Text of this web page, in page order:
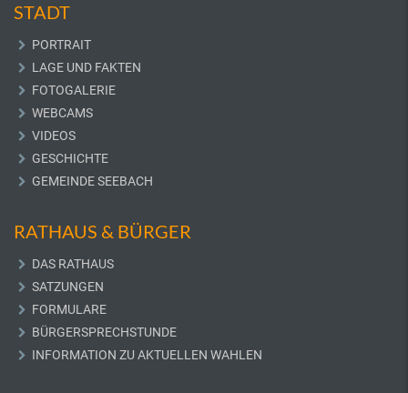
STADT
PORTRAIT
LAGE UND FAKTEN
FOTOGALERIE
WEBCAMS
VIDEOS
GESCHICHTE
GEMEINDE SEEBACH
RATHAUS & BÜRGER
DAS RATHAUS
SATZUNGEN
FORMULARE
BÜRGERSPRECHSTUNDE
INFORMATION ZU AKTUELLEN WAHLEN